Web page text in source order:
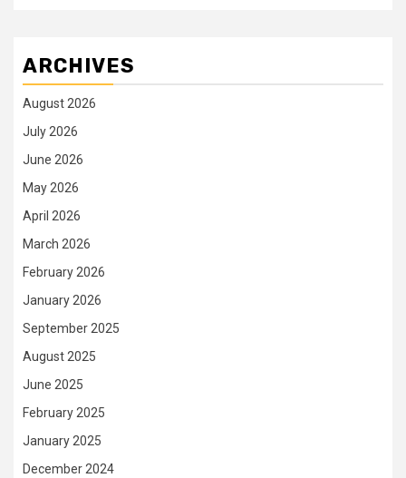
ARCHIVES
August 2026
July 2026
June 2026
May 2026
April 2026
March 2026
February 2026
January 2026
September 2025
August 2025
June 2025
February 2025
January 2025
December 2024